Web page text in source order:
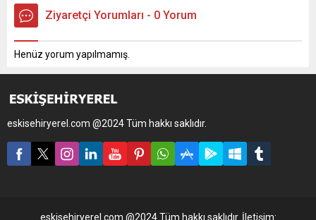
Ziyaretçi Yorumları - 0 Yorum
Henüz yorum yapılmamış.
eskisehiryerel.com @2024 Tüm hakkı saklıdır.
eskisehiryerel.com @2024 Tüm hakkı saklıdır. İletişim: